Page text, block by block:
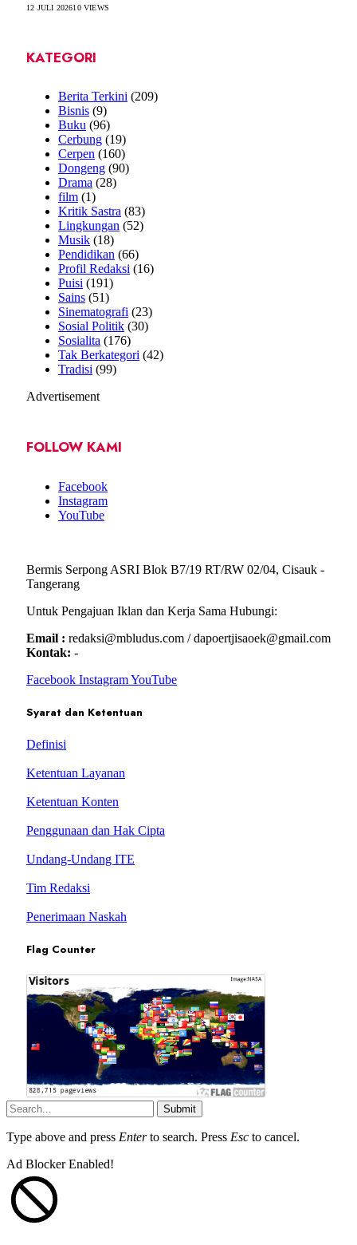
12 JULI 202610VIEWS
KATEGORI
Berita Terkini (209)
Bisnis (9)
Buku (96)
Cerbung (19)
Cerpen (160)
Dongeng (90)
Drama (28)
film (1)
Kritik Sastra (83)
Lingkungan (52)
Musik (18)
Pendidikan (66)
Profil Redaksi (16)
Puisi (191)
Sains (51)
Sinematografi (23)
Sosial Politik (30)
Sosialita (176)
Tak Berkategori (42)
Tradisi (99)
Advertisement
FOLLOW KAMI
Facebook
Instagram
YouTube
Bermis Serpong ASRI Blok B7/19 RT/RW 02/04, Cisauk -
Tangerang
Untuk Pengajuan Iklan dan Kerja Sama Hubungi:
Email : redaksi@mbludus.com / dapoertjisaoek@gmail.com
Kontak: -
Facebook InstagramYouTube
Syarat dan Ketentuan
Definisi
Ketentuan Layanan
Ketentuan Konten
Penggunaan dan Hak Cipta
Undang-Undang ITE
Tim Redaksi
Penerimaan Naskah
Flag Counter
Submit
Type above and press Enterto search. Press Esc to cancel.
Ad Blocker Enabled!